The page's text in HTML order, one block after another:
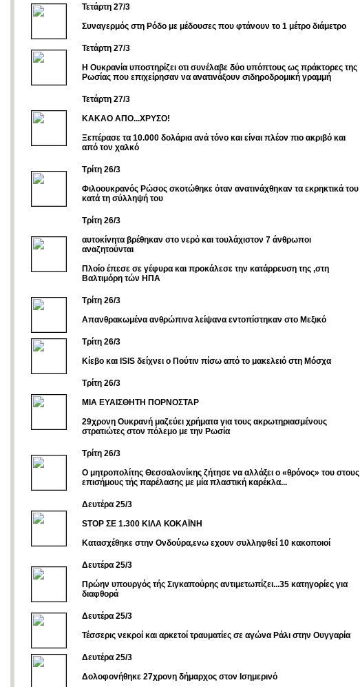
Τετάρτη 27/3
Συναγερμός στη Ρόδο με μέδουσες που φτάνουν το 1 μέτρο διάμετρο
Τετάρτη 27/3
Η Ουκρανία υποστηρίζει οτι συνέλαβε δύο υπόπτους ως πράκτορες της
Ρωσίας που επιχείρησαν να ανατινάξουν σιδηροδρομική γραμμή
Τετάρτη 27/3
ΚΑΚΑΟ ΑΠΟ...ΧΡΥΣΟ!
Ξεπέρασε τα 10.000 δολάρια ανά τόνο και είναι πλέον πιο ακριβό και
από τον χαλκό
Tρίτη 26/3
Φιλοουκρανός Ρώσος σκοτώθηκε όταν ανατινάχθηκαν τα εκρηκτικά του
κατά τη σύλληψή του
Tρίτη 26/3
αυτοκίνητα βρέθηκαν στο νερό και τουλάχιστον 7 άνθρωποι
αναζητούνται
Πλοίο έπεσε σε γέφυρα και προκάλεσε την κατάρρευση της ,στη
Βαλτιμόρη τών ΗΠΑ
Τρίτη 26/3
Απανθρακωμένα ανθρώπινα λείψανα εντοπίστηκαν στο Μεξικό
Tρίτη 26/3
Κίεβο και ISIS δείχνει ο Πούτιν πίσω από το μακελειό στη Μόσχα
Τρίτη 26/3
ΜΙΑ ΕΥΑΙΣΘΗΤΗ ΠΟΡΝΟΣΤΑΡ
29χρονη Ουκρανή μαζεύει χρήματα για τους ακρωτηριασμένους
στρατιώτες στον πόλεμο με την Ρωσία
Τρίτη 26/3
Ο μητροπολίτης Θεσσαλονίκης ζήτησε να αλλάξει ο «θρόνος» του στους
επισήμους τής παρέλασης με μία πλαστική καρέκλα...
Δευτέρα 25/3
STOP ΣΕ 1.300 ΚΙΛΑ ΚΟΚΑΪΝΗ
Kατασχέθηκε στην Ονδούρα,ενω εχουν συλληφθεί 10 κακοποιοί
Δευτέρα 25/3
Πρώην υπουργός τής Σιγκαπούρης αντιμετωπίζει...35 κατηγορίες για
διαφθορά
Δευτέρα 25/3
Τέσσερις νεκροί και αρκετοί τραυματίες σε αγώνα Ράλι στην Ουγγαρία
Δευτέρα 25/3
Δολοφονήθηκε 27χρονη δήμαρχος στον Ισημερινό